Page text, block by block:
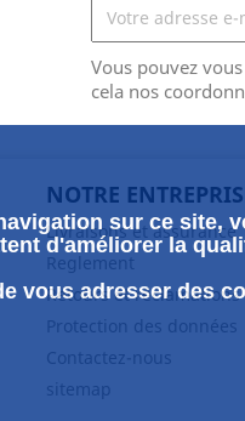
Vous pouvez
cela nos
NOTRE
Livraisons et assurance
Reglement
Retours et réclamations
Protection des données
Contactez-nous
sitemap
sur ce site,
d'améliorer la
vous adresser des